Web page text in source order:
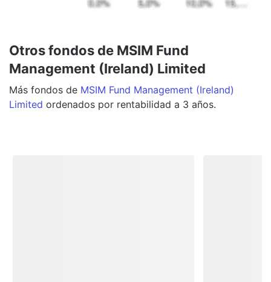
Otros fondos de MSIM Fund
Management (Ireland) Limited
Más fondos de MSIM Fund Management (Ireland)
Limited ordenados por rentabilidad a 3 años.